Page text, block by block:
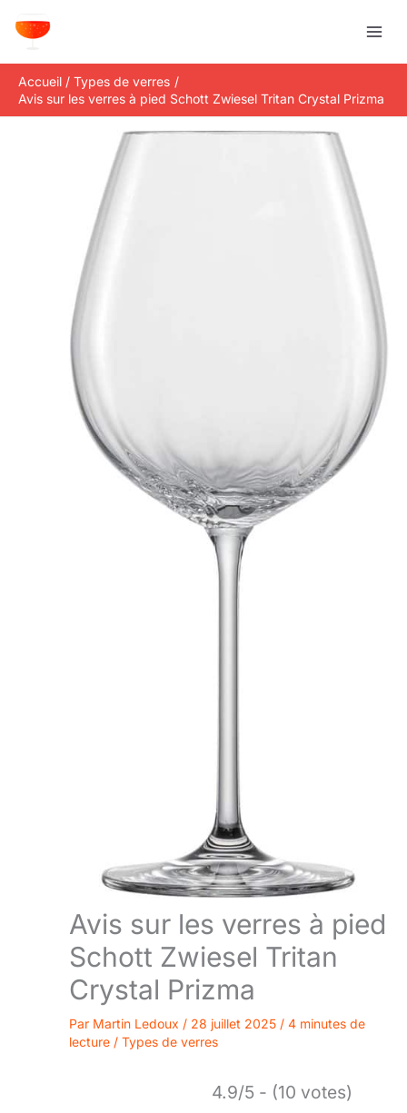
Accueil
Types de verres
Avis sur les verres à pied Schott Zwiesel Tritan Crystal Prizma
Avis sur les verres à pied
Schott Zwiesel Tritan
Crystal Prizma
Par Martin Ledoux / 28 juillet 2025 / 4 minutes de
lecture / Types de verres
4.9/5 - (10 votes)
e
c
h
e